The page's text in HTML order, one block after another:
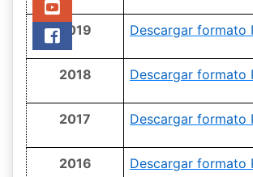
2019 Descargar formato
2018 Descargar formato
2017 Descargar formato
2016 Descargar formato